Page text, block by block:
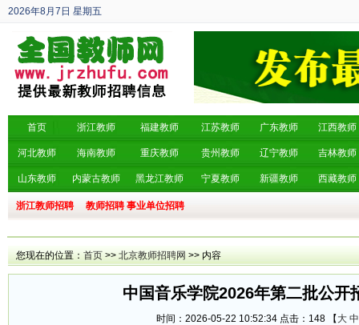
2026年8月7日 星期五
丙午年 六月廿五
首页 浙江教师 福建教师 江苏教师 广东教师 江西教师
河北教师 海南教师 重庆教师 贵州教师 辽宁教师 吉林教师
山东教师 内蒙古教师 黑龙江教师 宁夏教师 新疆教师 西藏教师
浙江教师招聘 教师招聘 事业单位招聘
您现在的位置： 首页 >> 北京教师招聘网 >> 内容
中国音乐学院2026年第二批公开
时间：2026-05-22 10:52:34 点击： 148 【 大 中